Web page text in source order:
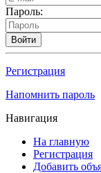
Пароль:
Войти
Регистрация
Напомнить пароль
Навигация
На главную
Регистрация
Добавить